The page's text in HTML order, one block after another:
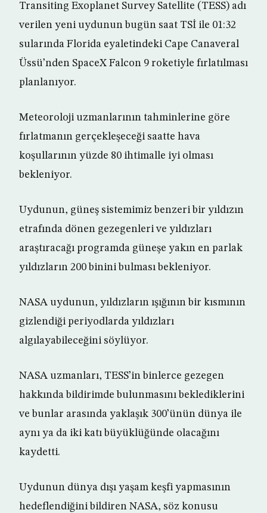
Transiting Exoplanet Survey Satellite (TESS) adı
verilen yeni uydunun bugün saat TSİ ile 01:32
sularında Florida eyaletindeki Cape Canaveral
Üssü’nden SpaceX Falcon 9 roketiyle fırlatılması
planlanıyor.
Meteoroloji uzmanlarının tahminlerine göre
fırlatmanın gerçekleşeceği saatte hava
koşullarının yüzde 80 ihtimalle iyi olması
bekleniyor.
Uydunun, güneş sistemimiz benzeri bir yıldızın
etrafında dönen gezegenleri ve yıldızları
araştıracağı programda güneşe yakın en parlak
yıldızların 200 binini bulması bekleniyor.
NASA uydunun, yıldızların ışığının bir kısmının
gizlendiği periyodlarda yıldızları
algılayabileceğini söylüyor.
NASA uzmanları, TESS’in binlerce gezegen
hakkında bildirimde bulunmasını beklediklerini
ve bunlar arasında yaklaşık 300’ünün dünya ile
aynı ya da iki katı büyüklüğünde olacağını
kaydetti.
Uydunun dünya dışı yaşam keşfi yapmasının
hedeflendiğini bildiren NASA, söz konusu